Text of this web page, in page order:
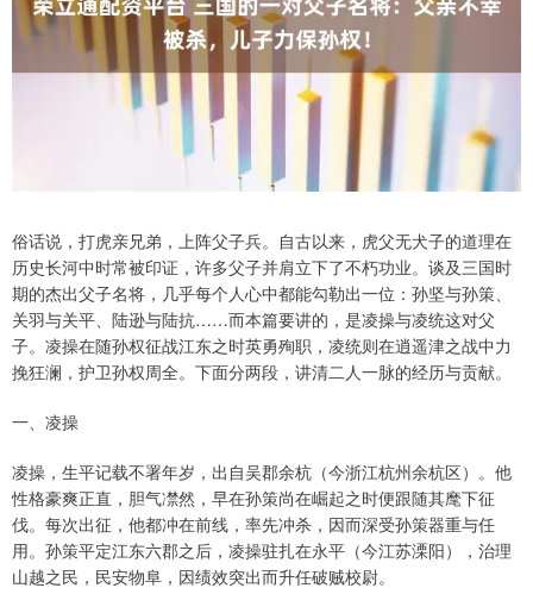
俗话说，打虎亲兄弟，上阵父子兵。自古以来，虎父无犬子的道理在
历史长河中时常被印证，许多父子并肩立下了不朽功业。谈及三国时
期的杰出父子名将，几乎每个人心中都能勾勒出一位：孙坚与孙策、
关羽与关平、陆逊与陆抗……而本篇要讲的，是凌操与凌统这对父
子。凌操在随孙权征战江东之时英勇殉职，凌统则在逍遥津之战中力
挽狂澜，护卫孙权周全。下面分两段，讲清二人一脉的经历与贡献。
一、凌操
凌操，生平记载不署年岁，出自吴郡余杭（今浙江杭州余杭区）。他
性格豪爽正直，胆气凚然，早在孙策尚在崛起之时便跟随其麾下征
伐。每次出征，他都冲在前线，率先冲杀，因而深受孙策器重与任
用。孙策平定江东六郡之后，凌操驻扎在永平（今江苏溧阳），治理
山越之民，民安物阜，因绩效突出而升任破贼校尉。